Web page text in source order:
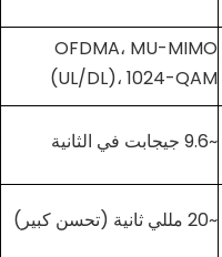
OFDMA، MU-MIMO
(UL/DL)، 1024-QAM
~9.6 جيجابت في الثانية
~20 مللي ثانية (تحسن كبير)